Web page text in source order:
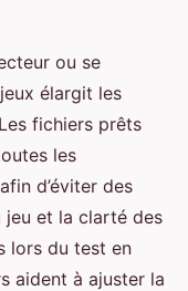
ou se
élargit les
fichiers prêts
les
d’éviter des
jeu et la clarté des
lors du test en
aident à ajuster la